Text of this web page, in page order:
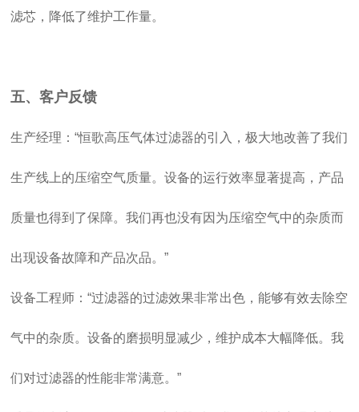
滤芯，降低了维护工作量。
五、客户反馈
生产经理：“恒歌高压气体过滤器的引入，极大地改善了我们
生产线上的压缩空气质量。设备的运行效率显著提高，产品
质量也得到了保障。我们再也没有因为压缩空气中的杂质而
出现设备故障和产品次品。”
设备工程师：“过滤器的过滤效果非常出色，能够有效去除空
气中的杂质。设备的磨损明显减少，维护成本大幅降低。我
们对过滤器的性能非常满意。”